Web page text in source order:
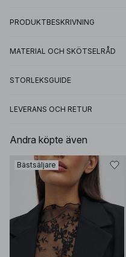
PRODUKTBESKRIVNING
MATERIAL OCH SKÖTSELRÅD
STORLEKSGUIDE
LEVERANS OCH RETUR
Andra köpte även
Bästsäljare